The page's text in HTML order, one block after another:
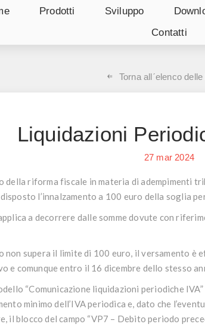
Prodotti Sviluppo
Contatti
Torna allˊelenco
Liquidazioni
27 mar 2024
della riforma fiscale in materia di adempimenti
l’innalzamento a 100 euro della soglia
a decorrere dalle somme dovute con
non supera il limite di 100 euro, il versamento
e comunque entro il 16 dicembre dello stesso
“Comunicazione liquidazioni periodiche
minimo dell’IVA periodica e, dato che
il blocco del campo “VP7 – Debito periodo